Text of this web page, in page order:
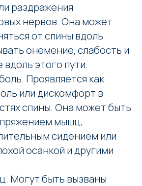
раздражения
нервов. Она может
от спины вдоль
онемение, слабость и
вдоль этого пути.
Проявляется как
или дискомфорт в
спины. Она может быть
мышц,
сидением или
осанкой и другими
Могут быть вызваны